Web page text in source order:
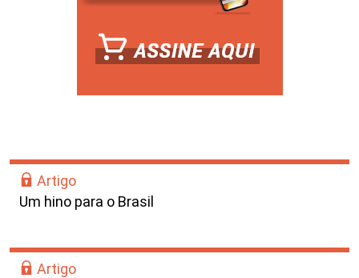
Artigo
Um hino para o Brasil
Artigo